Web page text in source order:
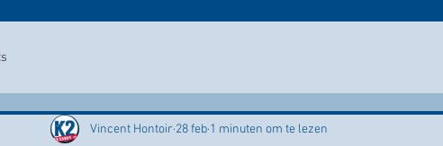
Vincent Hontoir 28 feb 1 minuten om te lezen